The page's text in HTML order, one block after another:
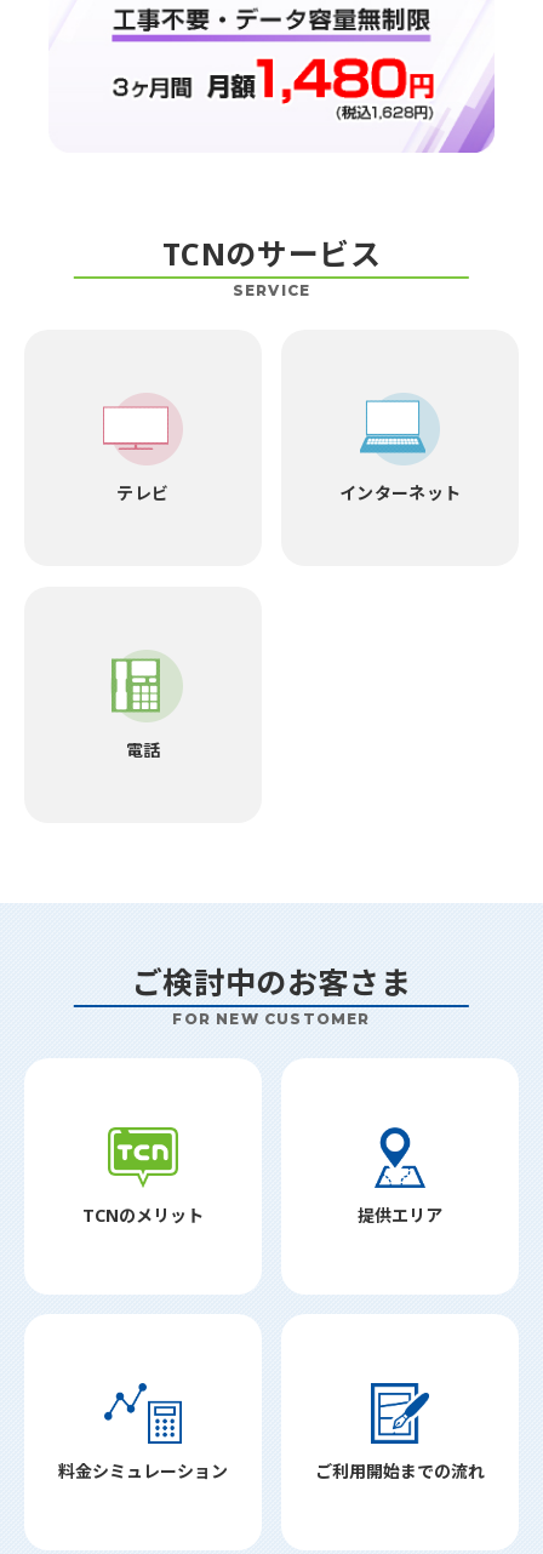
TCNのサービス
SERVICE
テレビ インターネット
電話
ご検討中のお客さま
FOR NEW CUSTOMER
TCNのメリット 提供エリア
料金シミュレーション ご利用開始までの流れ